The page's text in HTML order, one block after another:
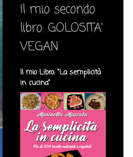
Il mio secondo
libro: GOLOSITA'
VEGAN
Il mio Libro: "La semplicità
in cucina"